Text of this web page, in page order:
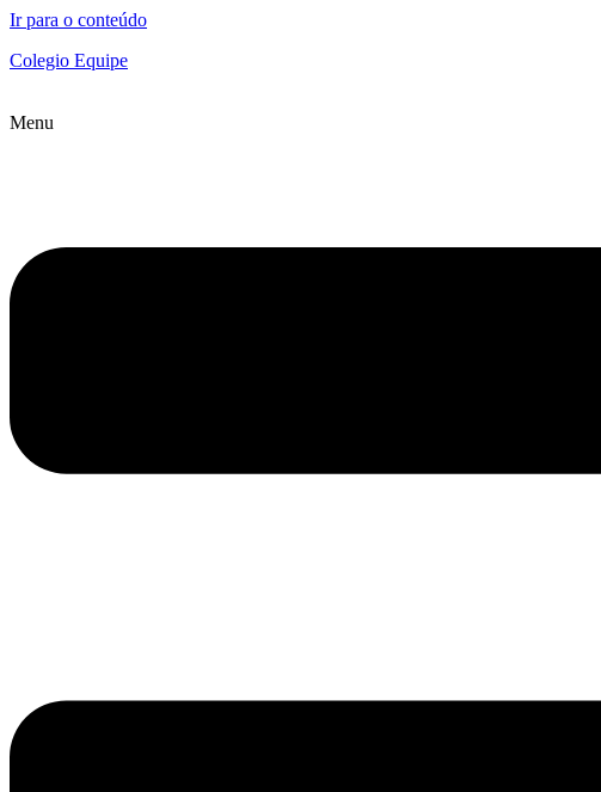
Ir para o conteúdo
Colegio Equipe
Menu